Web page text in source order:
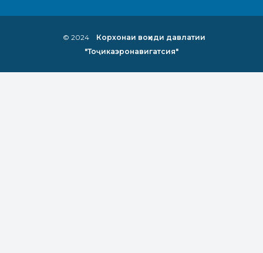
© 2024
Корхонаи воҳиди давлатии
"Тоҷикаэронавигатсия"